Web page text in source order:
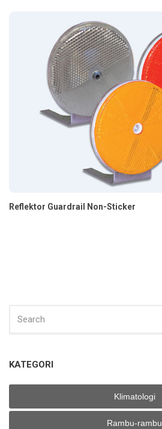
Reflektor Guardrail Non-Sticker
FOR:
KATEGORI
Klimatologi
Rambu-rambu